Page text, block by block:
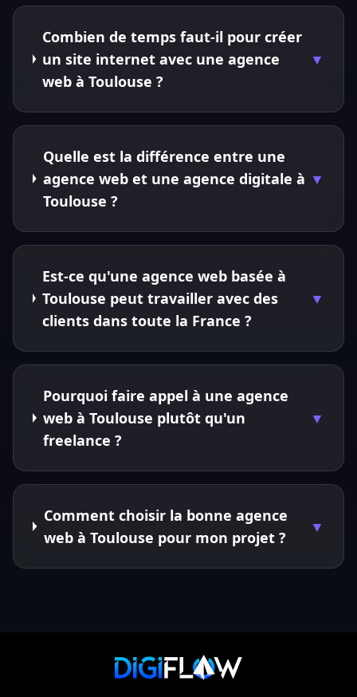
Combien de temps faut-il pour créer
un site internet avec une agence
web à Toulouse ?
▼
Quelle est la différence entre une
agence web et une agence digitale à
Toulouse ?
▼
Est-ce qu'une agence web basée à
Toulouse peut travailler avec des
clients dans toute la France ?
▼
Pourquoi faire appel à une agence
web à Toulouse plutôt qu'un
freelance ?
▼
Comment choisir la bonne agence
web à Toulouse pour mon projet ?
▼